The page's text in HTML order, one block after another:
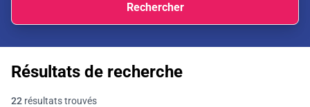
Rechercher
Résultats de recherche
22 résultats trouvés